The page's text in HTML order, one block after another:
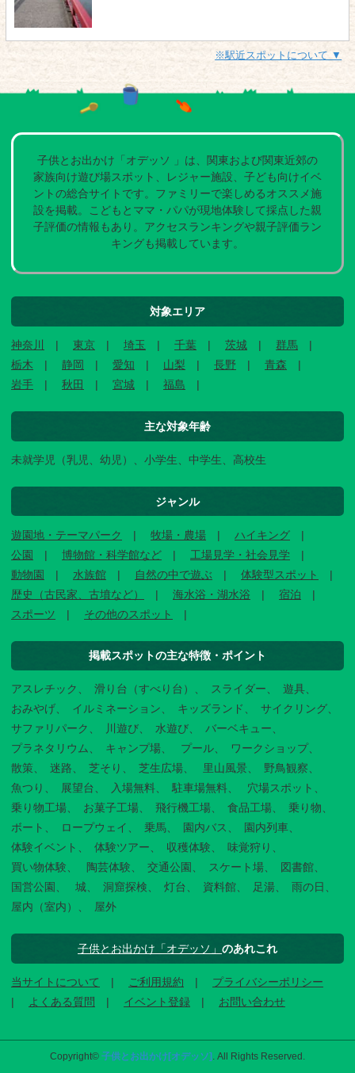
※駅近スポットについて ▼
子供とお出かけ「オデッソ 」は、関東および関東近郊の
家族向け遊び場スポット、レジャー施設、子ども向けイベ
ントの総合サイトです。ファミリーで楽しめるオススメ施
設を掲載。こどもとママ・パパが現地体験して採点した親
子評価の情報もあり。アクセスランキングや親子評価ラン
キングも掲載しています。
対象エリア
神奈川 東京 埼玉 千葉 茨城
群馬
栃木
静岡 愛知 山梨 長野
青森
岩手
秋田 宮城 福島
主な対象年齢
未就学児（乳児、幼児）、小学生、中学生、高校生
ジャンル
遊園地・テーマパーク 牧場・農場
ハイキング
公園
博物館・科学館など
工場見学・社会見学
動物園
水族館 自然の中で遊ぶ
体験型スポット
歴史（古民家、古墳など）
海水浴・湖水浴
宿泊
スポーツ
その他のスポット
掲載スポットの主な特徴・ポイント
アスレチック 滑り台（すべり台） スライダー
遊具
おみやげ
イルミネーション キッズランド
サイクリング
サファリパーク
川遊び 水遊び
バーベキュー
プラネタリウム
キャンプ場 プール
ワークショップ
散策
迷路 芝そり 芝生広場 里山風景
野鳥観察
魚つり
展望台 入場無料 駐車場無料
穴場スポット
乗り物工場
お菓子工場 飛行機工場 食品工場
乗り物
ボート
ロープウェイ 乗馬 園内バス
園内列車
体験イベント
体験ツアー 収穫体験
味覚狩り
買い物体験
陶芸体験 交通公園 スケート場
図書館
国営公園
城 洞窟探検 灯台 資料館 足湯
雨の日
屋内（室内）
屋外
子供とお出かけ「オデッソ」 のあれこれ
当サイトについて ご利用規約
プライバシーポリシー
よくある質問
イベント登録 お問い合わせ
Copyright© 子供とお出かけ[オデッソ] . All Rights Reserved.